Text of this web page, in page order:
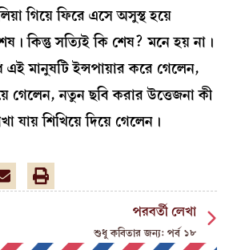
গিয়ে ফিরে এসে অসুস্থ হয়ে
কিন্তু সত্যিই কি শেষ? মনে হয় না।
মানুষটি ইন্সপায়ার করে গেলেন,
গেলেন, নতুন ছবি করার উত্তেজনা কী
যায় শিখিয়ে দিয়ে গেলেন।
পরবর্তী লেখা
শুধু কবিতার জন্য: পর্ব ১৮